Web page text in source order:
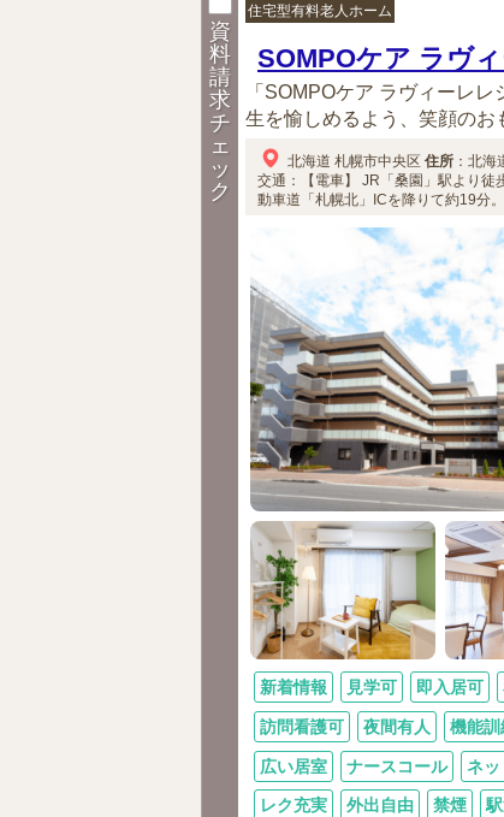
資
料
請
求
チ
ェ
ッ
ク
住宅型有料老人ホーム
SOMPOケア ラヴ
「SOMPOケア ラヴィーレ
生を愉しめるよう、笑顔のお
北海道 札幌市中央区 住所 ： 北海
交通：【電車】
JR「桑園」駅より徒
動車道「札幌北」ICを降りて約19分。
新着情報 見学可 即入居可
訪問看護可 夜間有人 機能訓
広い居室 ナースコール ネ
レク充実 外出自由 禁煙